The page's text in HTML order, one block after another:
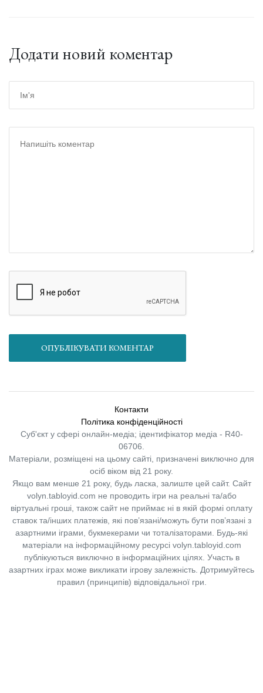
Додати новий коментар
ОПУБЛІКУВАТИ КОМЕНТАР
Контакти
Політика конфіденційності
Суб'єкт у сфері онлайн-медіа; ідентифікатор медіа - R40-
06706.
Матеріали, розміщені на цьому сайті, призначені виключно для
осіб віком від 21 року.
Якщо вам менше 21 року, будь ласка, залиште цей сайт. Сайт
volyn.tabloyid.com не проводить ігри на реальні та/або
віртуальні гроші, також сайт не приймає ні в якій формі оплату
ставок та/інших платежів, які пов’язані/можуть бути пов’язані з
азартними іграми, букмекерами чи тоталізаторами. Будь-які
матеріали на інформаційному ресурсі volyn.tabloyid.com
публікуються виключно в інформаційних цілях. Участь в
азартних іграх може викликати ігрову залежність. Дотримуйтесь
правил (принципів) відповідальної гри.